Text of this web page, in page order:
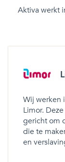
Aktiva werkt
Wij werken
Limor.
gericht om
die te
en